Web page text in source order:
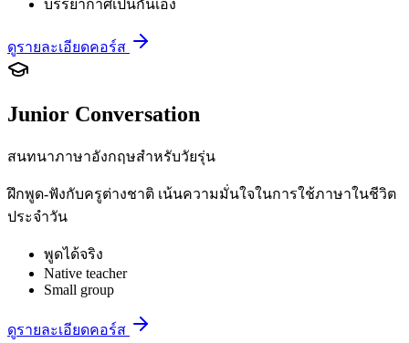
บรรยากาศเป็นกันเอง
ดูรายละเอียดคอร์ส
Junior Conversation
สนทนาภาษาอังกฤษสำหรับวัยรุ่น
ฝึกพูด-ฟังกับครูต่างชาติ เน้นความมั่นใจในการใช้ภาษาในชีวิต
ประจำวัน
พูดได้จริง
Native teacher
Small group
ดูรายละเอียดคอร์ส